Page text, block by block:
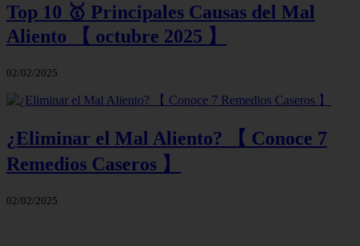
Top 10 🥇 Principales Causas del Mal
Aliento 【 octubre 2025 】
02/02/2025
¿Eliminar el Mal Aliento? 【 Conoce 7
Remedios Caseros 】
02/02/2025